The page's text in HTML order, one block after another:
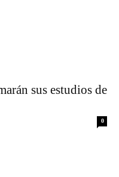
sus estudios de
0